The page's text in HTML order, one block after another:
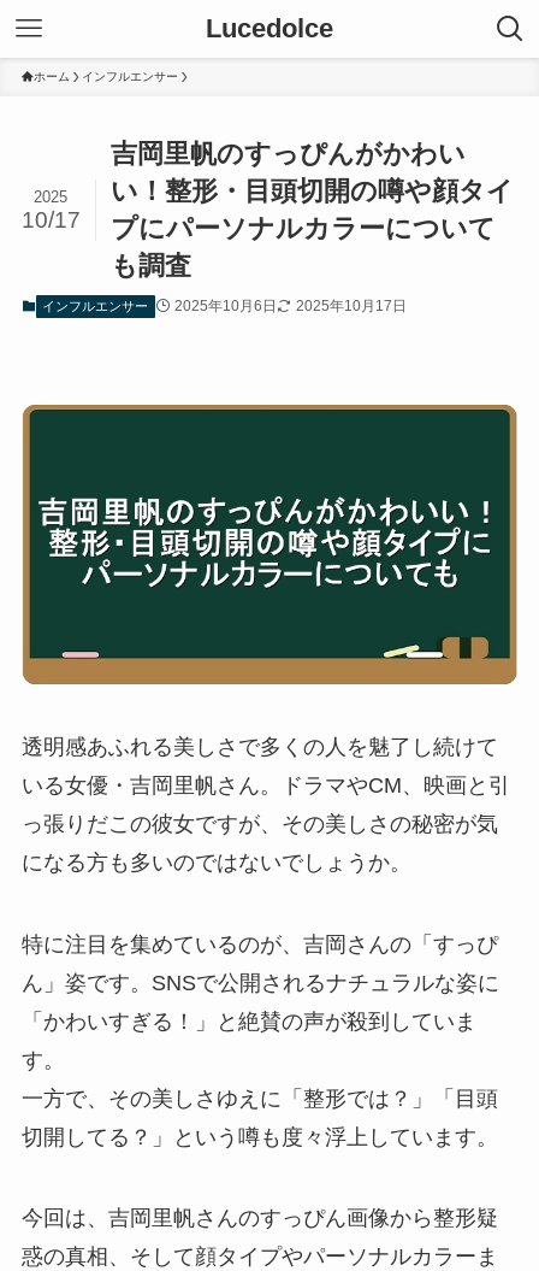
Lucedolce
ホーム インフルエンサー
吉岡里帆のすっぴんがかわい
い！整形・目頭切開の噂や顔タイ
プにパーソナルカラーについて
も調査
2025
10/17
インフルエンサー 2025年10月6日 2025年10月17日
透明感あふれる美しさで多くの人を魅了し続けて
いる女優・吉岡里帆さん。ドラマやCM、映画と引
っ張りだこの彼女ですが、その美しさの秘密が気
になる方も多いのではないでしょうか。
特に注目を集めているのが、吉岡さんの「すっぴ
ん」姿です。SNSで公開されるナチュラルな姿に
「かわいすぎる！」と絶賛の声が殺到していま
す。
一方で、その美しさゆえに「整形では？」「目頭
切開してる？」という噂も度々浮上しています。
今回は、吉岡里帆さんのすっぴん画像から整形疑
惑の真相、そして顔タイプやパーソナルカラーま